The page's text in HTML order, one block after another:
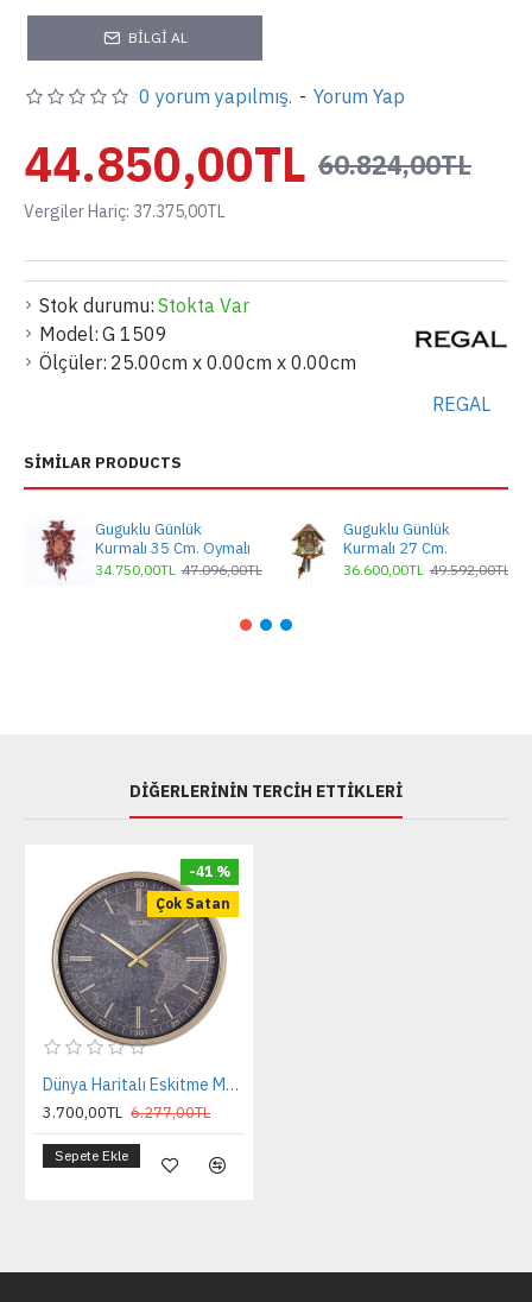
BILGI AL
Stok durumu: Stokta Var
Model: G 1509
Ölçüler: 25.00cm x 0.00cm x 0.00cm
REGAL
0 yorum yapılmış. - Yorum Yap
44.850,00TL 60.824,00TL
Vergiler Hariç: 37.375,00TL
SIMILAR PRODUCTS
Guguklu Günlük
Kurmalı 35 Cm. Oymalı
34.750,00TL 47.096,00TL
Guguklu Günlük
Kurmalı 27 Cm.
36.600,00TL 49.592,00TL
DIĞERLERININ TERCIH ETTIKLERI
Çok Satan
-41 %
Dünya Haritalı Eskitme Metal Büyük Boy Duvar Saati
3.700,00TL 6.277,00TL
Sepete Ekle